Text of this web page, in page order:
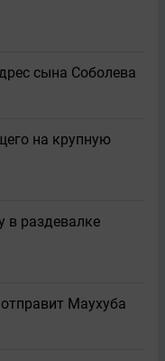
сына Соболева
на крупную
в раздевалке
Маухуба